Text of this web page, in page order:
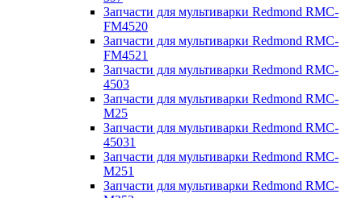
Запчасти для мультиварки Redmond RMC-
FM4520
Запчасти для мультиварки Redmond RMC-
FM4521
Запчасти для мультиварки Redmond RMC-
4503
Запчасти для мультиварки Redmond RMC-
M25
Запчасти для мультиварки Redmond RMC-
45031
Запчасти для мультиварки Redmond RMC-
M251
Запчасти для мультиварки Redmond RMC-